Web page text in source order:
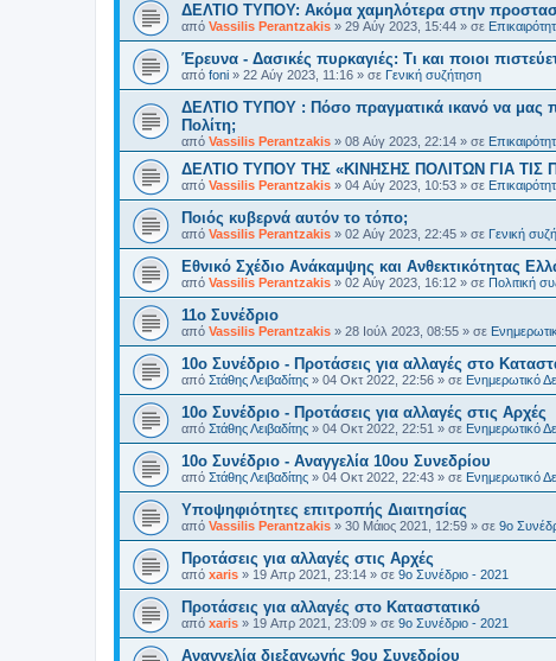
ΔΕΛΤΙΟ ΤΥΠΟΥ: Ακόμα χαμηλότερα στην
από Vassilis Perantzakis » 29 Αύγ 2023, 15:44 » σε
Έρευνα - Δασικές πυρκαγιές: Τι και ποιοι
από foni » 22 Αύγ 2023, 11:16 » σε Γενική συζήτηση
ΔΕΛΤΙΟ ΤΥΠΟΥ : Πόσο πραγματικά ικανό να μας
Πολίτη;
από Vassilis Perantzakis » 08 Αύγ 2023, 22:14 » σε
ΔΕΛΤΙΟ ΤΥΠΟΥ ΤΗΣ «ΚΙΝΗΣΗΣ ΠΟΛΙΤΩΝ ΓΙΑ ΤΙΣ
από Vassilis Perantzakis » 04 Αύγ 2023, 10:53 » σε
Ποιός κυβερνά αυτόν το τόπο;
από Vassilis Perantzakis » 02 Αύγ 2023, 22:45 » σε Γενική
Eθνικό Σχέδιο Ανάκαμψης και Ανθεκτικότητας
από Vassilis Perantzakis » 02 Αύγ 2023, 16:12 » σε Πολιτική
11o Συνέδριο
από Vassilis Perantzakis » 28 Ιούλ 2023, 08:55 » σε
10ο Συνέδριο - Προτάσεις για αλλαγές στο
από Στάθης Λειβαδίτης » 04 Οκτ 2022, 22:56 » σε Ενημερωτικό
10ο Συνέδριο - Προτάσεις για αλλαγές στις Αρχές
από Στάθης Λειβαδίτης » 04 Οκτ 2022, 22:51 » σε Ενημερωτικό
10ο Συνέδριο - Αναγγελία 10ου Συνεδρίου
από Στάθης Λειβαδίτης » 04 Οκτ 2022, 22:43 » σε Ενημερωτικό
Υποψηφιότητες επιτροπής Διαιτησίας
από Vassilis Perantzakis » 30 Μάιος 2021, 12:59 » σε 9ο
Προτάσεις για αλλαγές στις Αρχές
από xaris » 19 Απρ 2021, 23:14 » σε 9ο Συνέδριο - 2021
Προτάσεις για αλλαγές στο Καταστατικό
από xaris » 19 Απρ 2021, 23:09 » σε 9ο Συνέδριο - 2021
Αναγγελία διεξαγωγής 9ου Συνεδρίου